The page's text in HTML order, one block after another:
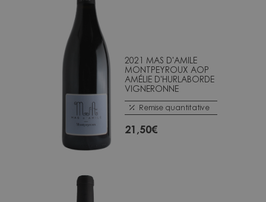
2021 MAS D'AMILE
MONTPEYROUX AOP
AMÉLIE D'HURLABORDE
VIGNERONNE
Remise quantitative
21,50€